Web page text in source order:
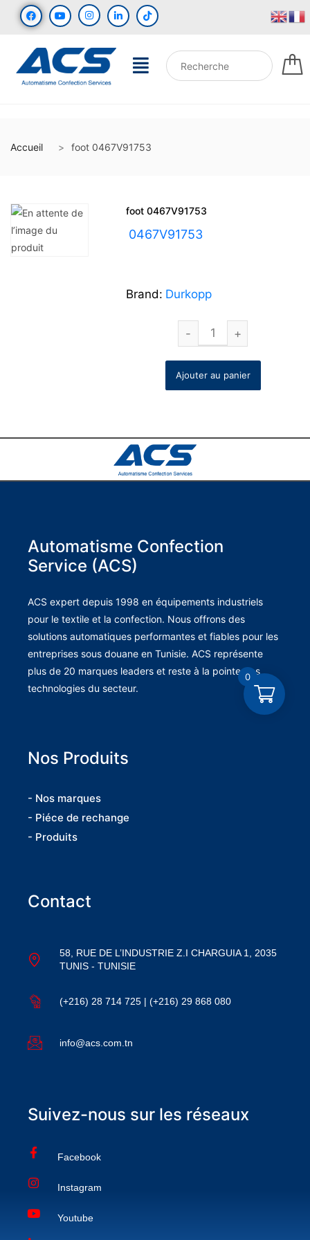
Accueil foot 0467V91753
foot 0467V91753
0467V91753
Brand: Durkopp
Ajouter au panier
Automatisme Confection
Service (ACS)
ACS expert depuis 1998 en équipements industriels
pour le textile et la confection. Nous offrons des
solutions automatiques performantes et fiables pour les
entreprises sous douane en Tunisie. ACS représente
plus de 20 marques leaders et reste à la pointe des
technologies du secteur.
Nos Produits
- Nos marques
- Piéce de rechange
- Produits
Contact
58, RUE DE L’INDUSTRIE Z.I CHARGUIA 1, 2035
TUNIS - TUNISIE
(+216) 28 714 725 | (+216) 29 868 080
info@acs.com.tn
Suivez-nous sur les réseaux
Facebook
Instagram
Youtube
0